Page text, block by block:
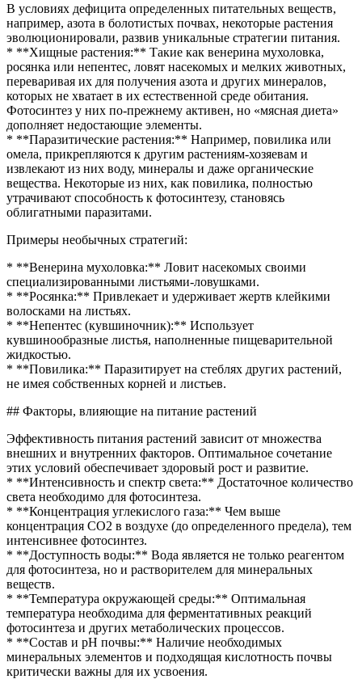
В условиях дефицита определенных питательных веществ,
например, азота в болотистых почвах, некоторые растения
эволюционировали, развив уникальные стратегии питания.
* **Хищные растения:** Такие как венерина мухоловка,
росянка или непентес, ловят насекомых и мелких животных,
переваривая их для получения азота и других минералов,
которых не хватает в их естественной среде обитания.
Фотосинтез у них по-прежнему активен, но «мясная диета»
дополняет недостающие элементы.
* **Паразитические растения:** Например, повилика или
омела, прикрепляются к другим растениям-хозяевам и
извлекают из них воду, минералы и даже органические
вещества. Некоторые из них, как повилика, полностью
утрачивают способность к фотосинтезу, становясь
облигатными паразитами.
Примеры необычных стратегий:
* **Венерина мухоловка:** Ловит насекомых своими
специализированными листьями-ловушками.
* **Росянка:** Привлекает и удерживает жертв клейкими
волосками на листьях.
* **Непентес (кувшиночник):** Использует
кувшинообразные листья, наполненные пищеварительной
жидкостью.
* **Повилика:** Паразитирует на стеблях других растений,
не имея собственных корней и листьев.
## Факторы, влияющие на питание растений
Эффективность питания растений зависит от множества
внешних и внутренних факторов. Оптимальное сочетание
этих условий обеспечивает здоровый рост и развитие.
* **Интенсивность и спектр света:** Достаточное количество
света необходимо для фотосинтеза.
* **Концентрация углекислого газа:** Чем выше
концентрация CO2 в воздухе (до определенного предела), тем
интенсивнее фотосинтез.
* **Доступность воды:** Вода является не только реагентом
для фотосинтеза, но и растворителем для минеральных
веществ.
* **Температура окружающей среды:** Оптимальная
температура необходима для ферментативных реакций
фотосинтеза и других метаболических процессов.
* **Состав и pH почвы:** Наличие необходимых
минеральных элементов и подходящая кислотность почвы
критически важны для их усвоения.